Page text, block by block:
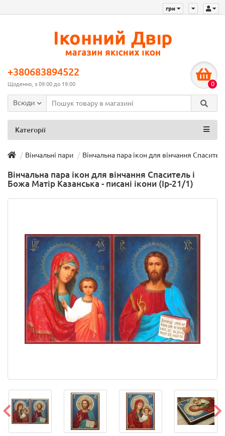
грн
+380683894522
Щоденно, з 09:00 до 19:00 0
Всюди
Категорії
Вінчальні пари Вінчальна пара ікон для вінчання
Вінчальна пара ікон для вінчання Спаситель і
Божа Матір Казанська - писані ікони (Ір-21/1)